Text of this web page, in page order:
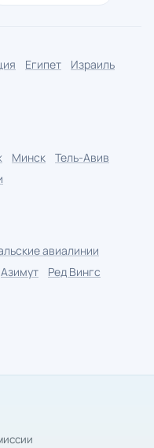
Египет
Израиль
Минск
Тель-Авив
авиалинии
Азимут
Ред Вингс